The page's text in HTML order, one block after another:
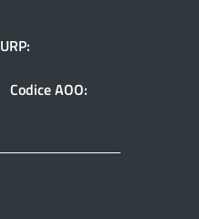
URP:
Codice AOO: